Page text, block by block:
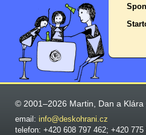
© 2001–2026 Martin, Dan a
email: info@deskohrani.cz
telefon: +420 608 797 462; +420